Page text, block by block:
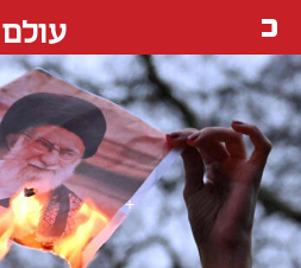
עולם